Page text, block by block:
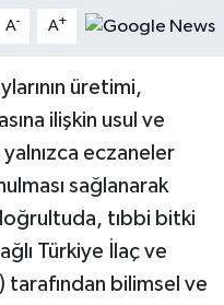
A- A+
üretimi,
ilişkin usul ve
eczaneler
sağlanarak
tıbbi bitki
Türkiye İlaç ve
tarafından bilimsel ve